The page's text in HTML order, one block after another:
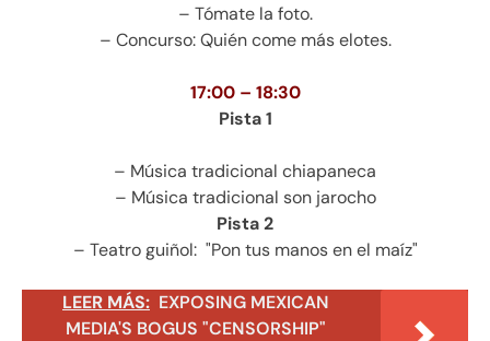
– Tómate la foto.
– Concurso: Quién come más elotes.
17:00 – 18:30
Pista 1
– Música tradicional chiapaneca
– Música tradicional son jarocho
Pista 2
– Teatro guiñol: "Pon tus manos en el maíz"
LEER MÁS: EXPOSING MEXICAN
MEDIA'S BOGUS "CENSORSHIP"